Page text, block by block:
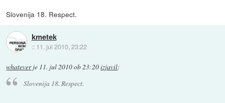
Slovenija 18. Respect.
kmetek
:: 11. jul 2010, 23:22
whateverje 11. jul 2010 ob 23:20izjavil:
Slovenija 18. Respect.